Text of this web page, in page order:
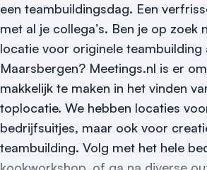
Vraag locatie aan
Locatiegids
Meld locatie aan
een teambuildingsdag. Een
met al je collega’s. Ben je op zoek
locatie voor originele teambuilding
Maarsbergen? Meetings.nl is er
makkelijk te maken in het vinden
toplocatie. We hebben locaties
bedrijfsuitjes, maar ook voor
teambuilding. Volg met het hele